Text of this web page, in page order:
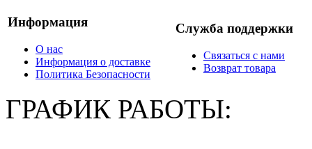
Информация
О нас
Информация о доставке
Политика Безопасности
Служба поддержки
Связаться с нами
Возврат товара
ГРАФИК РАБОТЫ: